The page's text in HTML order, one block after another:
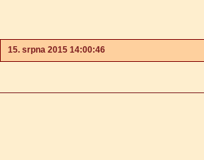
15. srpna 2015 14:00:46